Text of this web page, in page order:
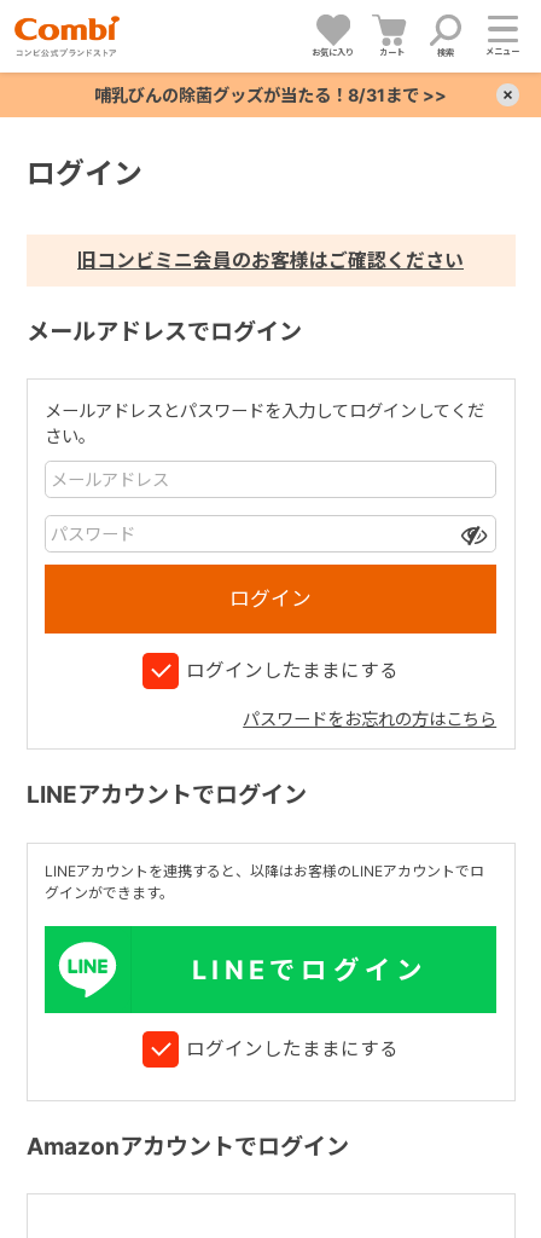
お気に入り カート 検索 メニュー
哺乳びんの除菌グッズが当たる！8/31まで >>
ログイン
旧コンビミニ会員のお客様はご確認ください
メールアドレスでログイン
メールアドレスとパスワードを入力してログインしてくだ
さい。
ログインしたままにする
パスワードをお忘れの方はこちら
LINEアカウントでログイン
LINEアカウントを連携すると、以降はお客様のLINEアカウントでロ
グインができます。
LINEでログイン
ログインしたままにする
Amazonアカウントでログイン